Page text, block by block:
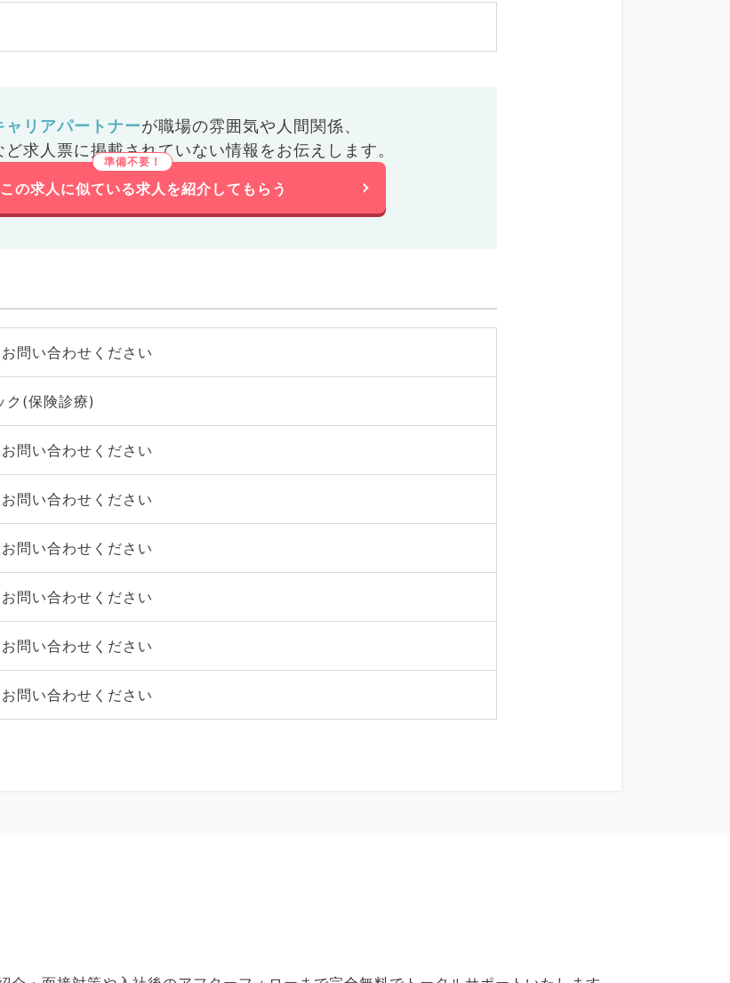
ャリアパートナーが職場の雰囲気や人間関係、
ど求人票に掲載されていない情報をお伝えします。
この求人に似ている求人を紹介してもらう
問い合わせください
ク(保険診療)
問い合わせください
問い合わせください
問い合わせください
問い合わせください
問い合わせください
問い合わせください